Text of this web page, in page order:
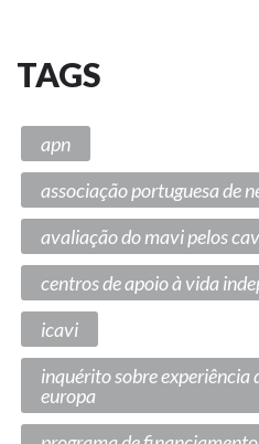
TAGS
apn
associação portuguesa de
avaliação do mavi pelos
centros de apoio à vida
icavi
inquérito sobre experiência
europa